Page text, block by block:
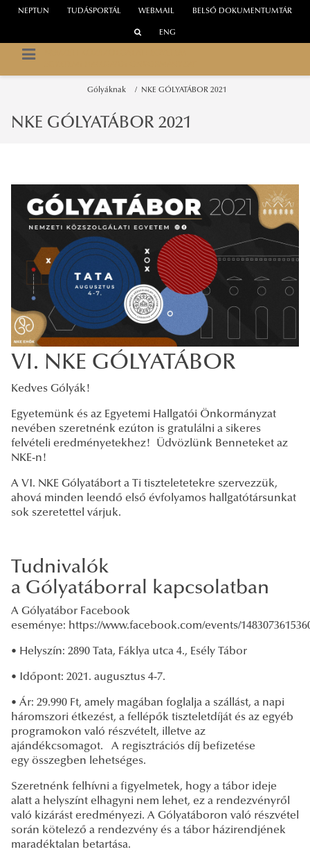
WEBMAIL
NEPTUN TUDÁSPORTÁL BELSŐ DOKUMENTUMTÁR
ENG
Gólyáknak NKE GÓLYATÁBOR 2021
NKE GÓLYATÁBOR 2021
VI. NKE GÓLYATÁBOR
Kedves Gólyák!
Egyetemünk és az Egyetemi Hallgatói Önkormányzat
nevében szeretnénk ezúton is gratulálni a sikeres
felvételi eredményetekhez! Üdvözlünk Benneteket az
NKE-n!
A VI. NKE Gólyatábort a Ti tiszteletetekre szervezzük,
ahová minden leendő első évfolyamos hallgatótársunkat
sok szeretettel várjuk.
Tudnivalók
a Gólyatáborral kapcsolatban
A Gólyatábor Facebook
eseménye: https://www.facebook.com/events/
• Helyszín: 2890 Tata, Fáklya utca 4., Esély Tábor
• Időpont: 2021. augusztus 4-7.
• Ár: 29.990 Ft, amely magában foglalja a szállást, a napi
háromszori étkezést, a fellépők tiszteletdíját és az egyéb
programokon való részvételt, illetve az
ajándékcsomagot. A regisztrációs díj befizetése
egy összegben lehetséges.
Szeretnénk felhívni a figyelmetek, hogy a tábor ideje
alatt a helyszínt elhagyni nem lehet, ez a rendezvényről
való kizárást eredményezi. A Gólyatáboron való részvétel
során kötelező a rendezvény és a tábor házirendjének
maradéktalan betartása.